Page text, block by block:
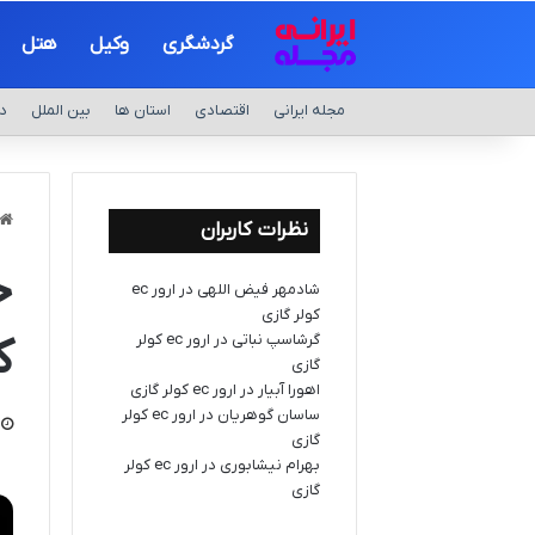
گردشگری وکیل هتل
مجله ایرانی اقتصادی استان ها بین الملل
نظرات کاربران
شادمهر فیض اللهی در
ارور ec
کولر گازی
گرشاسپ نباتی در
ارور ec کولر
گازی
اهورا آبیار در ارور ec کولر گازی
ساسان گوهریان در
ارور ec کولر
گازی
بهرام نیشابوری در
ارور ec کولر
گازی